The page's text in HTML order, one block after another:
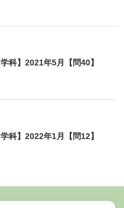
科】2021年5月【問40】
科】2022年1月【問12】